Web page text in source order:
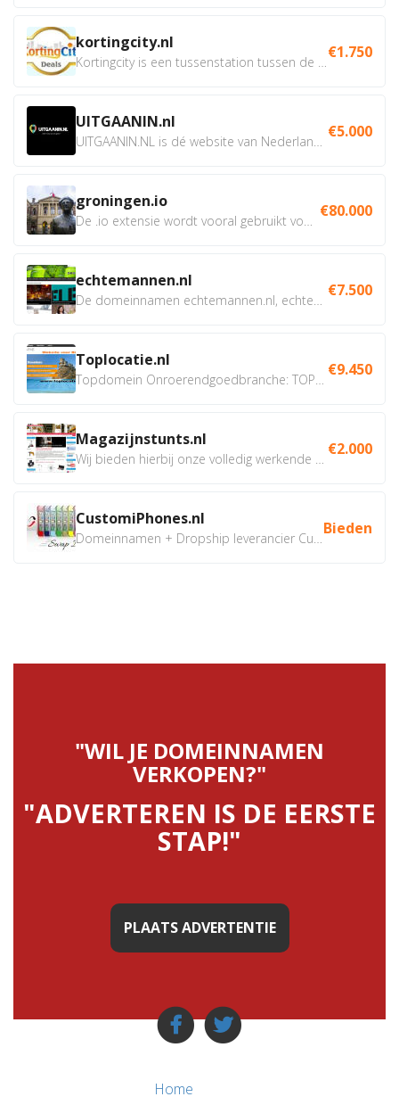
kortingcity.nl €1.750
UITGAANIN.nl €5.000
groningen.io €80.000
echtemannen.nl €7.500
Toplocatie.nl €9.450
Magazijnstunts.nl €2.000
CustomiPhones.nl Bieden
"WIL JE DOMEINNAMEN
VERKOPEN?"
"ADVERTEREN IS DE EERSTE
STAP!"
PLAATS ADVERTENTIE
Home